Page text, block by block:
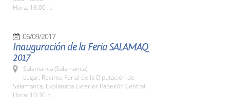
Hora: 18:00 h.
06/09/2017
Inauguración de la Feria SALAMAQ
2017
Salamanca (Salamanca)
Lugar: Recinto Ferial de la Diputación de
Salamanca. Explanada Exterior Pabellón Central
Hora: 10:30 h.